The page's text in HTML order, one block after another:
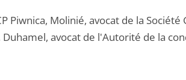
Piwnica, Molinié, avocat de la Société
Duhamel, avocat de l'Autorité de la